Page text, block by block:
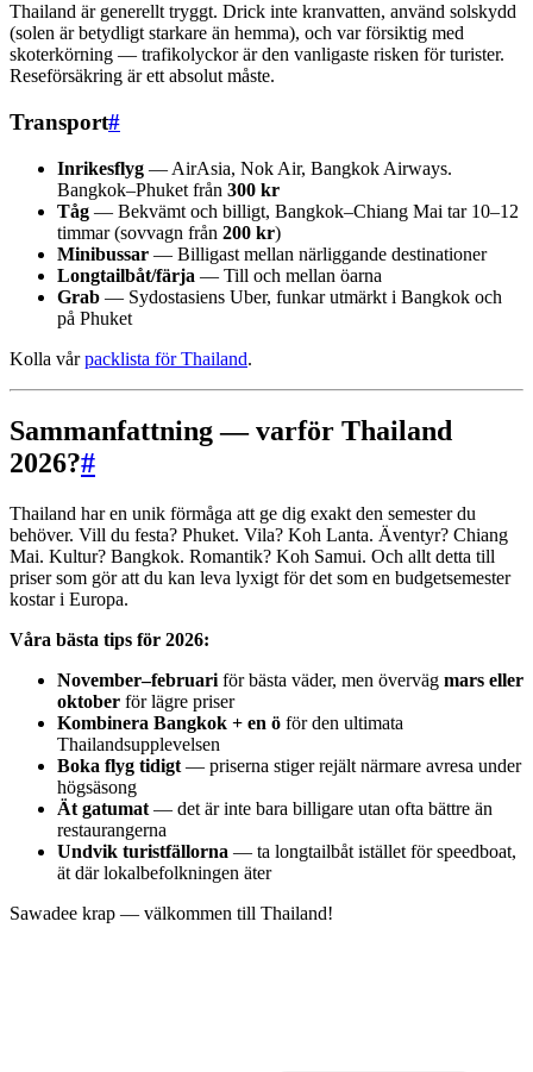
Thailand är generellt tryggt. Drick inte kranvatten, använd solskydd
(solen är betydligt starkare än hemma), och var försiktig med
skoterkörning — trafikolyckor är den vanligaste risken för turister.
Reseförsäkring är ett absolut måste.
Transport#
Inrikesflyg — AirAsia, Nok Air, Bangkok Airways.
Bangkok–Phuket från 300 kr
Tåg — Bekvämt och billigt, Bangkok–Chiang Mai tar 10–12
timmar (sovvagn från 200 kr)
Minibussar — Billigast mellan närliggande destinationer
Longtailbåt/färja — Till och mellan öarna
Grab — Sydostasiens Uber, funkar utmärkt i Bangkok och
på Phuket
Kolla vårpacklista för Thailand.
Sammanfattning — varför Thailand
2026?#
Thailand har en unik förmåga att ge dig exakt den semester du
behöver. Vill du festa? Phuket. Vila? Koh Lanta. Äventyr? Chiang
Mai. Kultur? Bangkok. Romantik? Koh Samui. Och allt detta till
priser som gör att du kan leva lyxigt för det som en budgetsemester
kostar i Europa.
Våra bästa tips för 2026:
November–februari för bästa väder, men överväg mars eller
oktober för lägre priser
Kombinera Bangkok + en ö för den ultimata
Thailandsupplevelsen
Boka flyg tidigt — priserna stiger rejält närmare avresa under
högsäsong
Ät gatumat — det är inte bara billigare utan ofta bättre än
restaurangerna
Undvik turistfällorna — ta longtailbåt istället för speedboat,
ät där lokalbefolkningen äter
Sawadee krap — välkommen till Thailand!